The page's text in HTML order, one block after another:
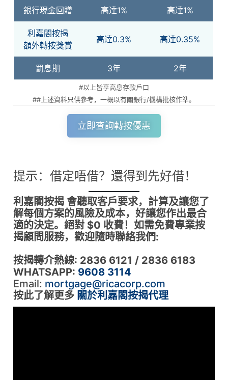
銀行現金回贈 高達1% 高達1%
利嘉閣按揭
額外轉按獎賞
高達0.3% 高達0.35%
罰息期 3年 2年
#以上皆享高息存款戶口
##上述資料只供參考，一概以有關銀行/機構批核作準。
立即查詢轉按優惠
提示：借定唔借？還得到先好借！
利嘉閣按揭 會聽取客戶要求，計算及讓您了
解每個方案的風險及成本，好讓您作出最合
適的決定。絕對 $0 收費！如需免費專業按
揭顧問服務，歡迎隨時聯絡我們:
按揭轉介熱線: 2836 6121 / 2836 6183
WHATSAPP: 9608 3114
Email: mortgage@ricacorp.com
按此了解更多 關於利嘉閣按揭代理